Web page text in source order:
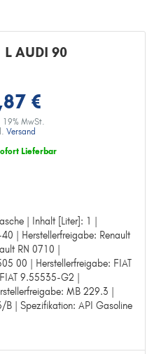
AUDI 90
€
19% MwSt.
Versand
Lieferbar
| Inhalt [Liter]: 1 |
| Herstellerfreigabe: Renault
RN 0710 |
00 | Herstellerfreigabe: FIAT
9.55535-G2 |
MB 229.3 |
B | Spezifikation: API Gasoline
40
00